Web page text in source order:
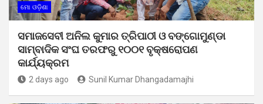
ମୋ ଓଡ଼ିଶା
ସମାଜସେବୀ ଅନିଲ କୁମାର ତ୍ରିପାଠୀ ଓ ବଙ୍ଗୋମୁଣ୍ଡା
ସାମ୍ବାଦିକ ସଂଘ ତରଫରୁ ୧୦୦୧ ବୃକ୍ଷରୋପଣ
କାର୍ଯ୍ୟକ୍ରମ
2 days ago Sunil Kumar Dhangadamajhi